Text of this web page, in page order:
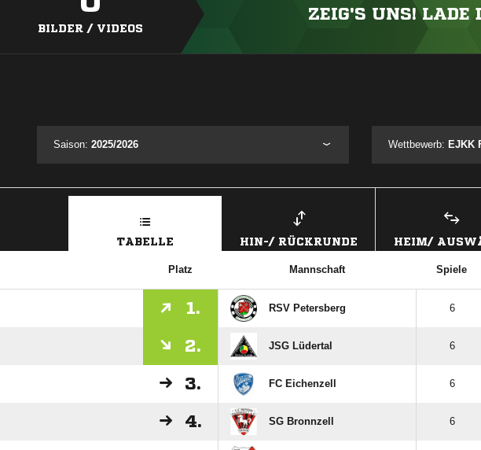
BILDER / VIDEOS
ZEIG'S UNS! LADE
Saison: 2025/2026 Wettbewerb: EJKK
TABELLE HIN-/ RÜCKRUNDE HEIM/
Platz Mannschaft Spiele
1. RSV Petersberg 6
2. JSG Lüdertal 6
3. FC Eichenzell 6
4. SG Bronnzell 6